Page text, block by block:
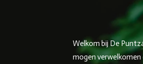
Welkom bij De
mogen verwelkomen